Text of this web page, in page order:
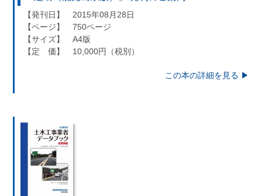
【発刊日】 2015年08月28日
【ページ】 750ページ
【サイズ】 A4版
【定 価】 10,000円（税別）
この本の詳細を見る ▶︎